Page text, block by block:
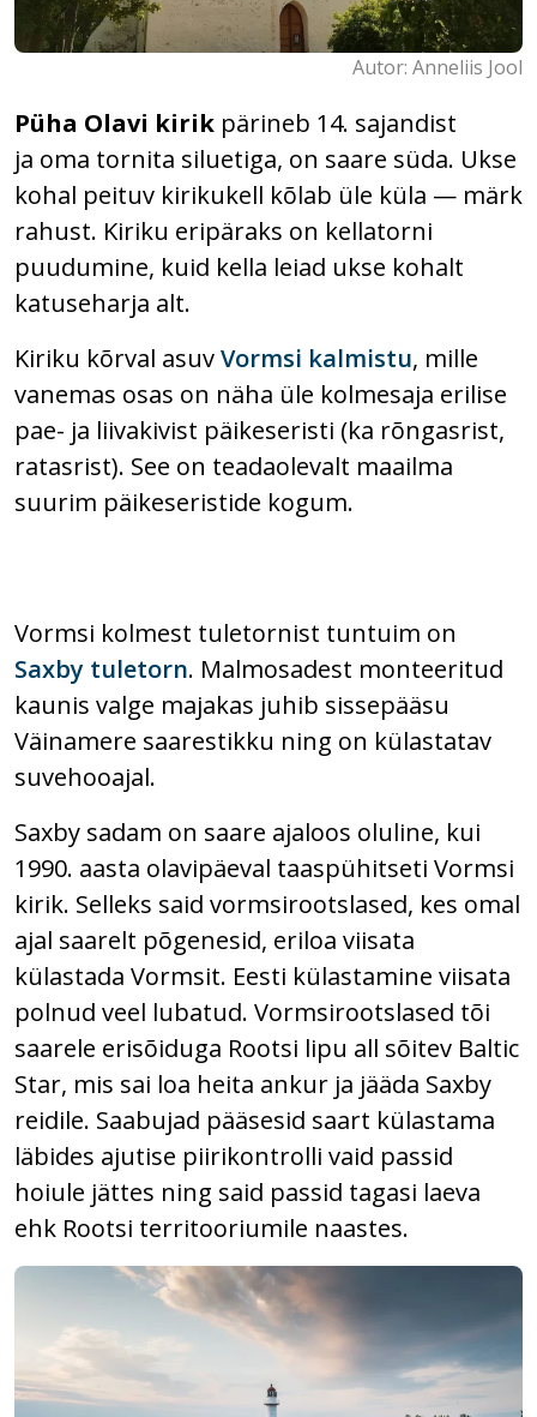
Autor: Anneliis Jool
Püha Olavi kirik pärineb 14. sajandist
ja oma tornita siluetiga, on saare süda. Ukse
kohal peituv kirikukell kõlab üle küla — märk
rahust. Kiriku eripäraks on kellatorni
puudumine, kuid kella leiad ukse kohalt
katuseharja alt.
Kiriku kõrval asuvVormsi kalmistu, mille
vanemas osas on näha üle kolmesaja erilise
pae- ja liivakivist päikeseristi (ka rõngasrist,
ratasrist). See on teadaolevalt maailma
suurim päikeseristide kogum.
Vormsi kolmest tuletornist tuntuim on
Saxby tuletorn. Malmosadest monteeritud
kaunis valge majakas juhib sissepääsu
Väinamere saarestikku ning on külastatav
suvehooajal.
Saxby sadam on saare ajaloos oluline, kui
1990. aasta olavipäeval taaspühitseti Vormsi
kirik. Selleks said vormsirootslased, kes omal
ajal saarelt põgenesid, eriloa viisata
külastada Vormsit. Eesti külastamine viisata
polnud veel lubatud. Vormsirootslased tõi
saarele erisõiduga Rootsi lipu all sõitev Baltic
Star, mis sai loa heita ankur ja jääda Saxby
reidile. Saabujad pääsesid saart külastama
läbides ajutise piirikontrolli vaid passid
hoiule jättes ning said passid tagasi laeva
ehk Rootsi territooriumile naastes.